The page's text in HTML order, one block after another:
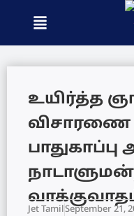
உயிர்த்த
விசாரணை
Jet TamilSeptember 21,